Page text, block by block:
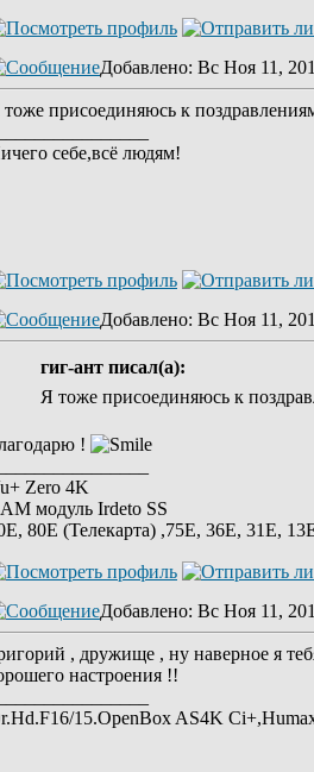
Добавлено: Вс Ноя 11,
присоединяюсь к
себе,всё людям!
Добавлено: Вс Ноя 11,
гиг-ант писал(а):
Я тоже присоединяюсь к
!
Zero 4K
модуль Irdeto SS
80E (Телекарта) ,75Е, 36Е, 31E,
Добавлено: Вс Ноя 11,
, дружище , ну наверное я
настроения !!
15.OpenBox AS4K